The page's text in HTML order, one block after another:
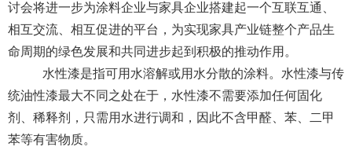
讨会将进一步为涂料企业与家具企业搭建起一个互联互通、
相互交流、相互促进的平台，为实现家具产业链整个产品生
命周期的绿色发展和共同进步起到积极的推动作用。
水性漆是指可用水溶解或用水分散的涂料。水性漆与传
统油性漆最大不同之处在于，水性漆不需要添加任何固化
剂、稀释剂，只需用水进行调和，因此不含甲醛、苯、二甲
苯等有害物质。